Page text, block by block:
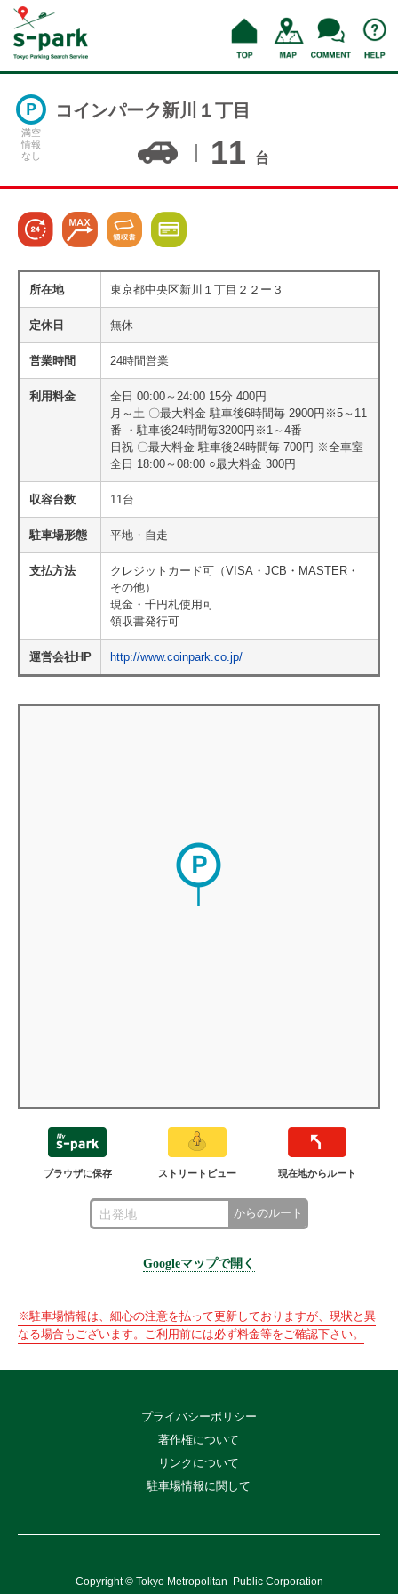
満空
情報
なし
コインパーク新川１丁目
11 台
所在地 東京都中央区新川１丁目２２ー３
定休日 無休
営業時間 24時間営業
利用料金
全日 00:00～24:00 15分 400円
月～土 〇最大料金 駐車後6時間毎 2900円※5～11
番 ・駐車後24時間毎3200円※1～4番
日祝 〇最大料金 駐車後24時間毎 700円 ※全車室
全日 18:00～08:00 ○最大料金 300円
収容台数 11台
駐車場形態 平地・自走
支払方法
クレジットカード可（VISA・JCB・MASTER・
その他）
現金・千円札使用可
領収書発行可
運営会社HP http://www.coinpark.co.jp/
ブラウザに保存 ストリートビュー 現在地からルート
からのルート
Googleマップで開く
※駐車場情報は、細心の注意を払って更新しておりますが、現状と異
なる場合もございます。ご利用前には必ず料金等をご確認下さい。
プライバシーポリシー
著作権について
リンクについて
駐車場情報に関して
Copyright © Tokyo Metropolitan Public Corporation